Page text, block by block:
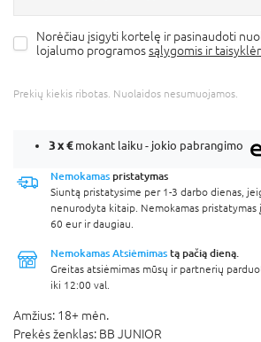
Norėčiau įsigyti kortelę ir pasinaudoti
lojalumo programossąlygomis ir
Prekių kiekis ribotas. Nuolaidos nesumuojamos.
3 x€mokant laiku - jokio pabrangimo
Nemokamas pristatymas
Siuntą pristatysime per 1-3 darbo dienas,
nenurodyta kitaip. Nemokamas
60 eur ir daugiau.
Nemokamas Atsiėmimas tą pačią dieną.
Greitas atsiėmimas mūsų ir partnerių
iki 12:00 val.
Amžius: 18+ mėn.
Prekės ženklas: BB JUNIOR